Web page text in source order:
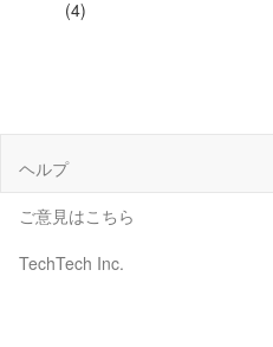
(4)
ヘルプ
ご意見はこちら
TechTech Inc.